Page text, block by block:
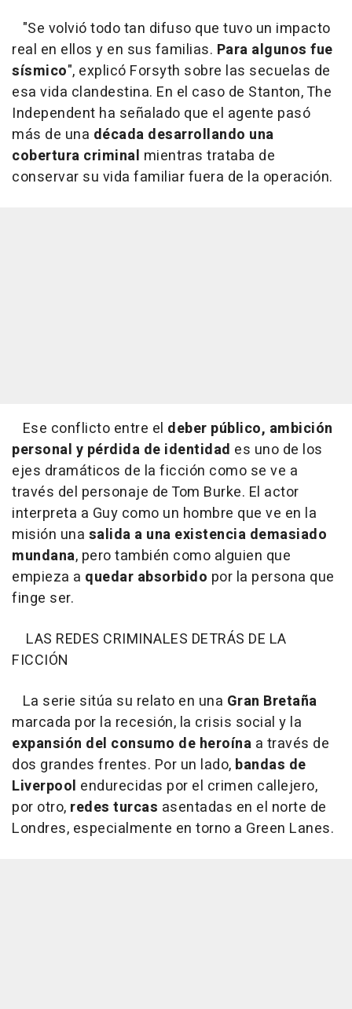
"Se volvió todo tan difuso que tuvo un impacto
real en ellos y en sus familias. Para algunos fue
sísmico", explicó Forsyth sobre las secuelas de
esa vida clandestina. En el caso de Stanton, The
Independent ha señalado que el agente pasó
más de una década desarrollando una
cobertura criminal mientras trataba de
conservar su vida familiar fuera de la operación.
Ese conflicto entre el deber público, ambición
personal y pérdida de identidad es uno de los
ejes dramáticos de la ficción como se ve a
través del personaje de Tom Burke. El actor
interpreta a Guy como un hombre que ve en la
misión una salida a una existencia demasiado
mundana, pero también como alguien que
empieza a quedar absorbido por la persona que
finge ser.
LAS REDES CRIMINALES DETRÁS DE LA
FICCIÓN
La serie sitúa su relato en una Gran Bretaña
marcada por la recesión, la crisis social y la
expansión del consumo de heroína a través de
dos grandes frentes. Por un lado, bandas de
Liverpool endurecidas por el crimen callejero,
por otro, redes turcas asentadas en el norte de
Londres, especialmente en torno a Green Lanes.